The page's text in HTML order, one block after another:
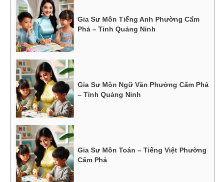
Gia Sư Môn Tiếng Anh Phường Cẩm
Phả – Tỉnh Quảng Ninh
Gia Sư Môn Ngữ Văn Phường Cẩm Phả
– Tỉnh Quảng Ninh
Gia Sư Môn Toán – Tiếng Việt Phường
Cẩm Phả